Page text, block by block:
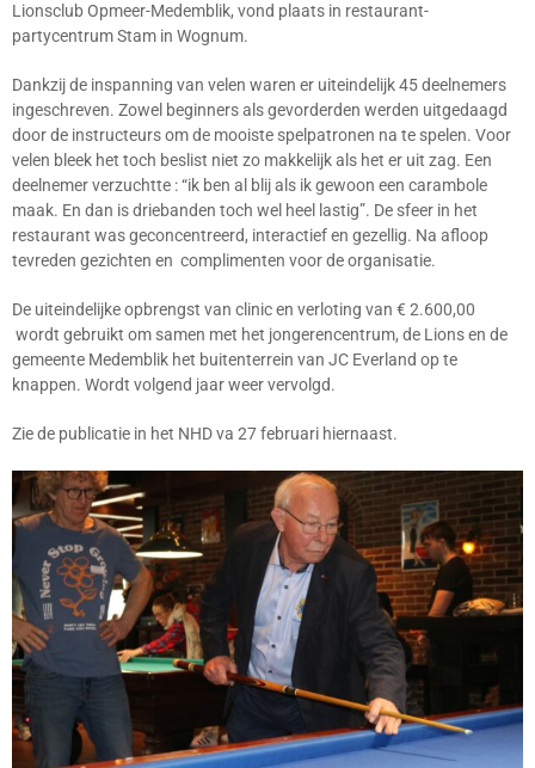
Lionsclub Opmeer-Medemblik, vond plaats in restaurant-
partycentrum Stam in Wognum.
Dankzij de inspanning van velen waren er uiteindelijk 45 deelnemers
ingeschreven. Zowel beginners als gevorderden werden uitgedaagd
door de instructeurs om de mooiste spelpatronen na te spelen. Voor
velen bleek het toch beslist niet zo makkelijk als het er uit zag. Een
deelnemer verzuchtte : “ik ben al blij als ik gewoon een carambole
maak. En dan is driebanden toch wel heel lastig”. De sfeer in het
restaurant was geconcentreerd, interactief en gezellig. Na afloop
tevreden gezichten en complimenten voor de organisatie.
De uiteindelijke opbrengst van clinic en verloting van € 2.600,00
wordt gebruikt om samen met het jongerencentrum, de Lions en de
gemeente Medemblik het buitenterrein van JC Everland op te
knappen. Wordt volgend jaar weer vervolgd.
Zie de publicatie in het NHD va 27 februari hiernaast.